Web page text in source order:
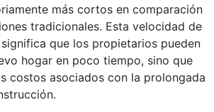
más cortos en comparación
tradicionales. Esta velocidad de
que los propietarios pueden
hogar en poco tiempo, sino que
costos asociados con la prolongada